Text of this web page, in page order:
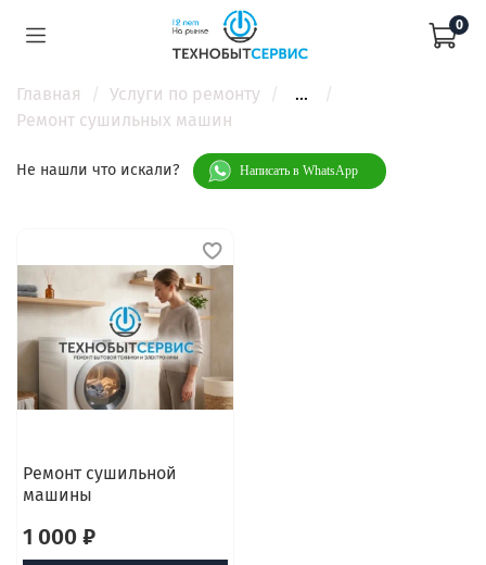
0
Главная Услуги по ремонту
...
Ремонт сушильных машин
Не нашли что искали? Написать в WhatsApp
Ремонт сушильной
машины
1 000 ₽